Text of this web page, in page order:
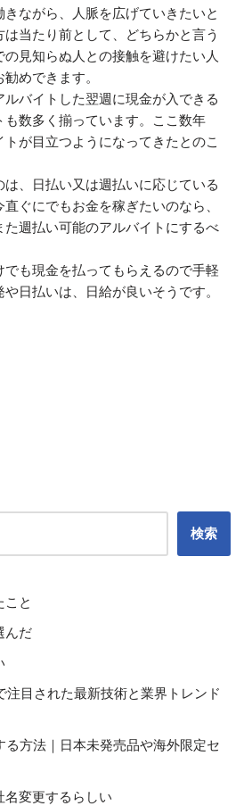
ながら、人脈を広げていきたいと
当たり前として、どちらかと言う
見知らぬ人との接触を避けたい人
めできます。
バイトした翌週に現金が入できる
も数多く揃っています。ここ数年
が目立つようになってきたとのこ
、日払い又は週払いに応じている
ぐにでもお金を稼ぎたいのなら、
週払い可能のアルバイトにするべ
でも現金を払ってもらえるので手軽
日払いは、日給が良いそうです。
検索
こと
んだ
注目された最新技術と業界トレンド
方法｜日本未発売品や海外限定セ
名変更するらしい